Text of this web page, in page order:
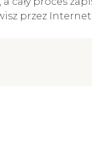
przez Internet.